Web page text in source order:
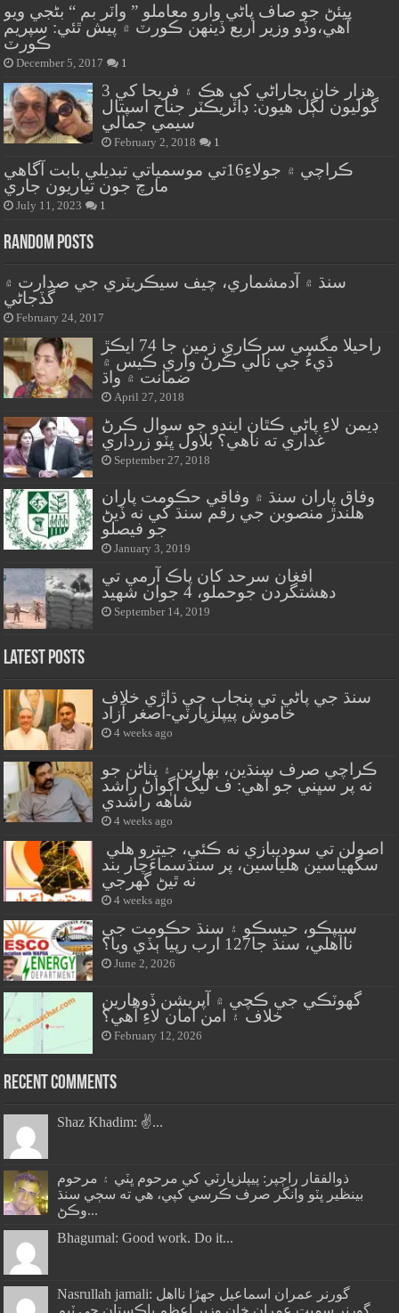
پيئڻ جو صاف پاڻي وارو معاملو ” واٽر بم “ بڻجي ويو
آهي،وڏو وزير اربع ڏينهن ڪورٽ ۾ پيش ٿئي: سپريم
ڪورٽ
December 5, 2017 1
هزار خان بجاراڻي کي هڪ ۽ فريحا کي 3
گوليون لڳل هيون: ڊائريڪٽر جناح اسپتال
سيمي جمالي
February 2, 2018 1
ڪراچي ۾ جولاءِ16تي موسمياتي تبديلي بابت آگاهي
مارچ جون تياريون جاري
July 11, 2023 1
Random Posts
سنڌ ۾ آدمشماري، چيف سيڪريٽري جي صدارت ۾
گڏجاڻي
February 24, 2017
راحيلا مگسي سرڪاري زمين جا 74 ايڪڙ
ڌيءُ جي نالي ڪرڻ واري ڪيس ۾
ضمانت ۾ واڌ
April 27, 2018
ڊيمن لاءِ پاڻي ڪٿان ايندو جو سوال ڪرڻ
غداري ته ناهي؟ بلاول ڀٽو زرداري
September 27, 2018
وفاق پاران سنڌ ۾ وفاقي حڪومت پاران
هلندڙ منصوبن جي رقم سنڌ کي نه ڏيڻ
جو فيصلو
January 3, 2019
افغان سرحد کان پاڪ آرمي تي
دهشتگردن جوحملو، 4 جوان شهيد
September 14, 2019
Latest Posts
سنڌ جي پاڻي تي پنجاب جي ڌاڙي خلاف
خاموش پيپلزپارٽي-اصغر آزاد
4 weeks ago
ڪراچي صرف سنڌين، بهارين ۽ پٺاڻن جو
نه پر سڀني جو آهي: ف ليگ اڳواڻ راشد
شاهه راشدي
4 weeks ago
سگهياسين هلياسين، پر سنڌسماءَچار بند
نه ٿيڻ گهرجي
4 weeks ago
سيپڪو، حيسڪو ۽ سنڌ حڪومت جي
نااهلي، سنڌ جا127 ارب رپيا ٻڏي ويا؟
June 2, 2026
گهوٽڪي جي ڪچي ۾ آپريشن ڏوهارين
خلاف ۽ امن امان لاءِ آهي؟
February 12, 2026
Recent Comments
Shaz Khadim: ✌️...
ذوالفقار راڄپر: پيپلزپارٽي کي مرحوم ڀٽي ۽ مرحوم
بينظير ڀٽو وانگر صرف ڪرسي کپي، هي ته سڄي سنڌ
وڪڻ...
Bhagumal: Good work. Do it...
Nasrullah jamali: گورنر عمران اسماعيل جھڙا نااهل
گورنر سميت عمران خان وزير اعظم پاڪستان جي ٽيم